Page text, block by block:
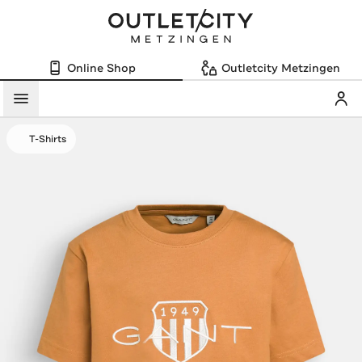
Online Shop Outletcity Metzingen
Menü
T-Shirts